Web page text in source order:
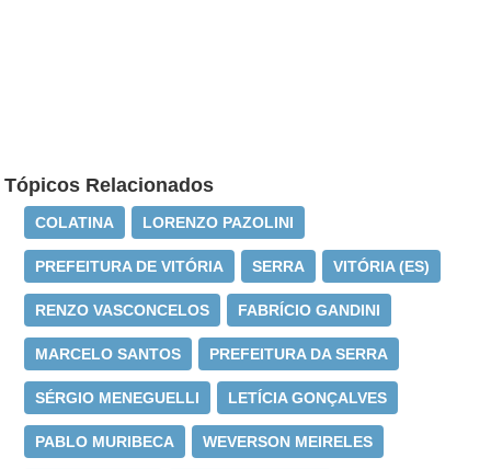
Tópicos Relacionados
COLATINA LORENZO PAZOLINI
PREFEITURA DE VITÓRIA SERRA VITÓRIA (ES)
RENZO VASCONCELOS FABRÍCIO GANDINI
MARCELO SANTOS PREFEITURA DA SERRA
SÉRGIO MENEGUELLI LETÍCIA GONÇALVES
PABLO MURIBECA WEVERSON MEIRELES